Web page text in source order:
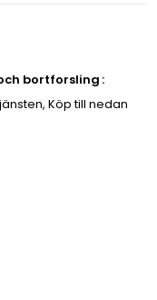
bortforsling
Köp till nedan